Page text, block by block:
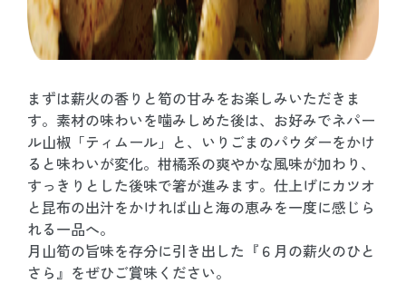
まずは薪火の香りと筍の甘みをお楽しみいただきま
す。素材の味わいを噛みしめた後は、お好みでネパー
ル山椒「ティムール」と、いりごまのパウダーをかけ
ると味わいが変化。柑橘系の爽やかな風味が加わり、
すっきりとした後味で箸が進みます。仕上げにカツオ
と昆布の出汁をかければ山と海の恵みを一度に感じら
れる一品へ。
月山筍の旨味を存分に引き出した『６月の薪火のひと
さら』をぜひご賞味ください。